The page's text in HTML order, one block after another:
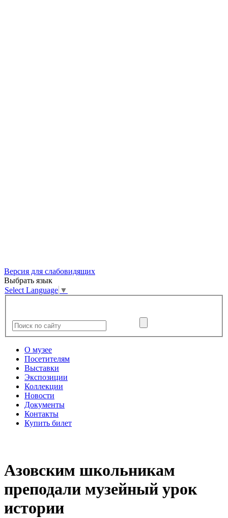
Версия для слабовидящих
Выбрать язык
Select Language ▼
О музее
Посетителям
Выставки
Экспозиции
Коллекции
Новости
Документы
Контакты
Купить билет
Азовским школьникам
преподали музейный урок
истории